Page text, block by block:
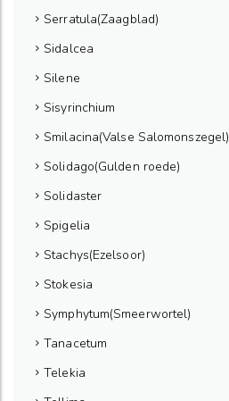
Serratula(Zaagblad)
Sidalcea
Silene
Sisyrinchium
Smilacina(Valse Salomonszegel)
Solidago(Gulden roede)
Solidaster
Spigelia
Stachys(Ezelsoor)
Stokesia
Symphytum(Smeerwortel)
Tanacetum
Telekia